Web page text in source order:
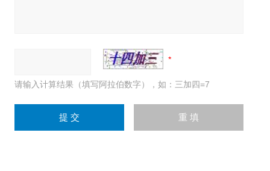
请输入计算结果（填写阿拉伯数字），如：三加四=7